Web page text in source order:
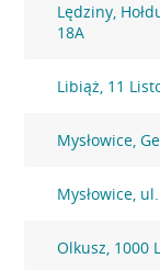
Lędziny,
18A
Libiąż, 11
Mysłowice,
Mysłowice,
Olkusz, 1000